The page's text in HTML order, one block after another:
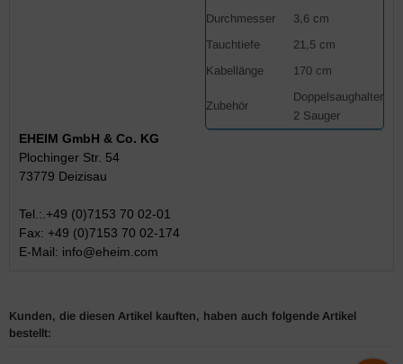
Durchmesser
3,6 cm
Tauchtiefe
21,5 cm
Kabellänge
170 cm
Zubehör
Doppelsaughalter
2 Sauger
EHEIM GmbH & Co. KG
Plochinger Str. 54
73779 Deizisau
Tel.:.+49 (0)7153 70 02-01
Fax: +49 (0)7153 70 02-174
E-Mail: info@eheim.com
Kunden, die diesen Artikel kauften, haben auch folgende Artikel
bestellt: